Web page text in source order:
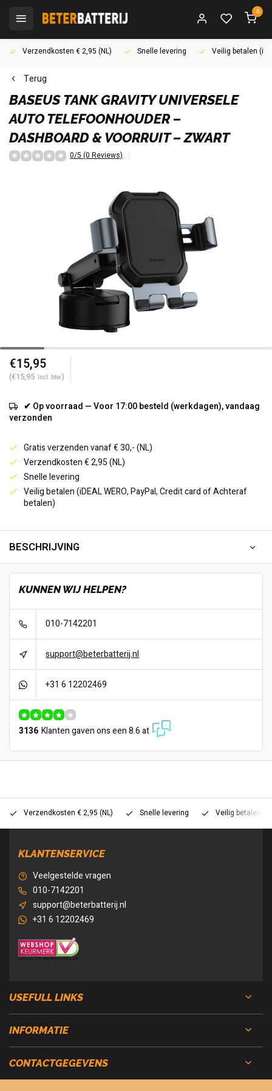
0
Verzendkosten € 2,95 (NL) Snelle levering Veilig betalen
Terug
BASEUS TANK GRAVITY UNIVERSELE
AUTO TELEFOONHOUDER –
DASHBOARD & VOORRUIT – ZWART
0/5 (0 Reviews)
€15,95
(€15,95 Incl. btw)
✔ Op voorraad — Voor 17:00 besteld (werkdagen), vandaag
verzonden
Gratis verzenden vanaf € 30,- (NL)
Verzendkosten € 2,95 (NL)
Snelle levering
Veilig betalen (iDEAL WERO, PayPal, Credit card of Achteraf
betalen)
BESCHRIJVING
KUNNEN WIJ HELPEN?
010-7142201
support@beterbatterij.nl
+31 6 12202469
3136 Klanten gaven ons een 8.6 at
Verzendkosten € 2,95 (NL) Snelle levering Veilig betalen
KLANTENSERVICE
Veelgestelde vragen
010-7142201
support@beterbatterij.nl
+31 6 12202469
USEFULL LINKS
INFORMATIE
CONTACTGEGEVENS